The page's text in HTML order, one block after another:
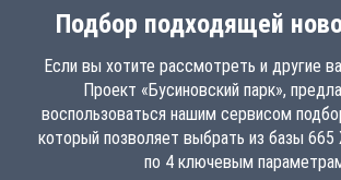
Подбор подходящей
Если вы хотите рассмотреть и другие
Проект «Бусиновский парк»,
воспользоваться нашим сервисом
который позволяет выбрать из базы
по 4 ключевым